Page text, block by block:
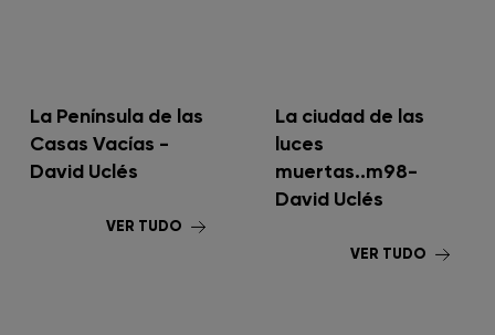
La Península de las
Casas Vacías -
David Uclés
VER TUDO
La ciudad de las
luces
muertas..m98-
David Uclés
VER TUDO